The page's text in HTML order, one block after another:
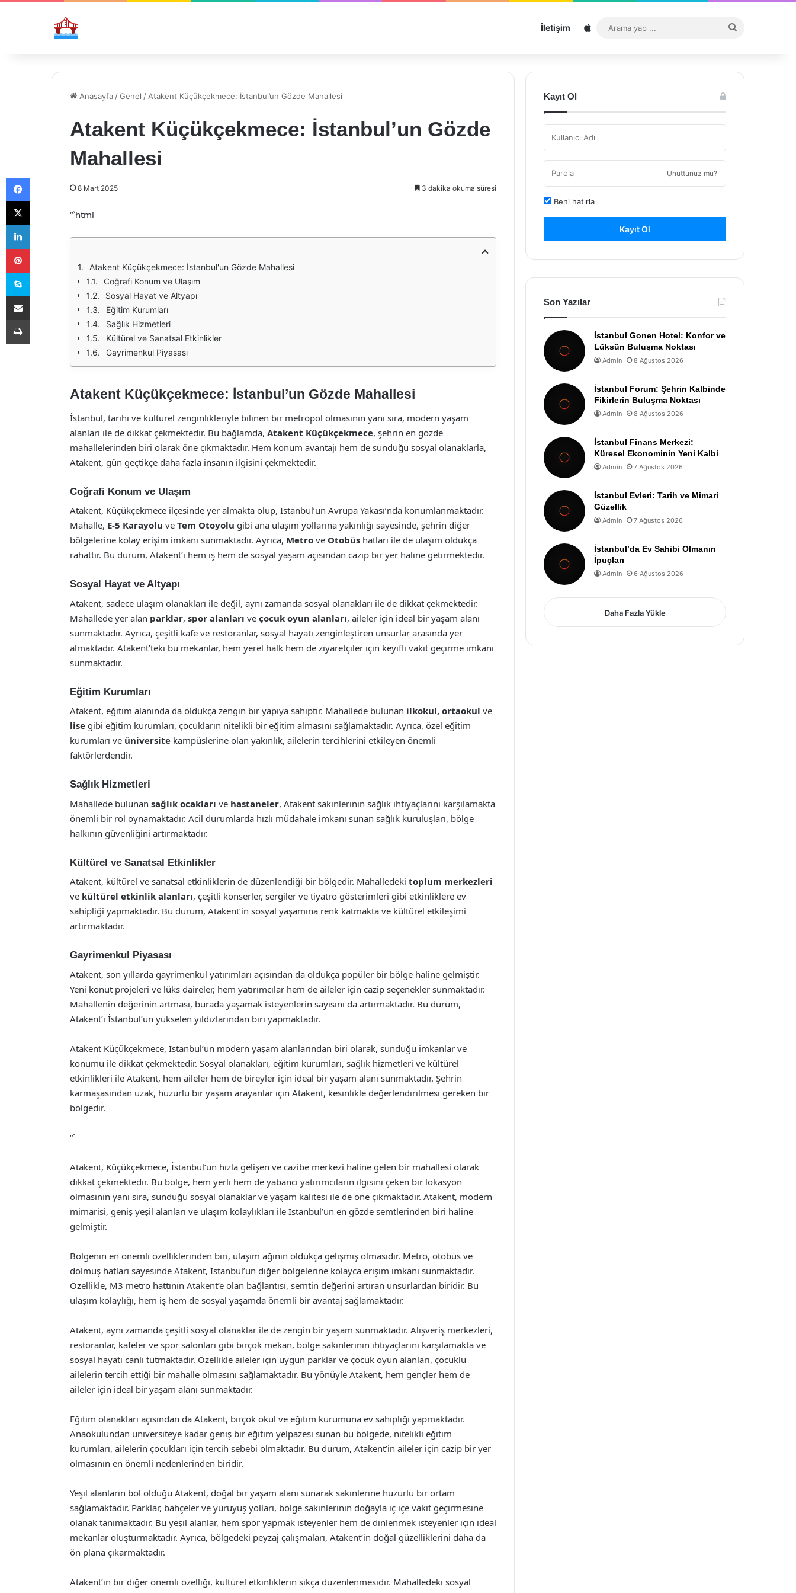
İletişim Sitemap
...
Anasayfa /Genel / Atakent Küçükçekmece: İstanbul’un Gözde Mahallesi
Atakent Küçükçekmece: İstanbul’un Gözde
Mahallesi
8 Mart 2025 3 dakika okuma süresi
“`html
Atakent Küçükçekmece: İstanbul'un Gözde Mahallesi
Coğrafi Konum ve Ulaşım
Sosyal Hayat ve Altyapı
Eğitim Kurumları
Sağlık Hizmetleri
Kültürel ve Sanatsal Etkinlikler
Gayrimenkul Piyasası
Atakent Küçükçekmece: İstanbul’un Gözde Mahallesi
İstanbul, tarihi ve kültürel zenginlikleriyle bilinen bir metropol olmasının yanı sıra, modern yaşam
alanları ile de dikkat çekmektedir. Bu bağlamda, Atakent Küçükçekmece, şehrin en gözde
mahallelerinden biri olarak öne çıkmaktadır. Hem konum avantajı hem de sunduğu sosyal olanaklarla,
Atakent, gün geçtikçe daha fazla insanın ilgisini çekmektedir.
Coğrafi Konum ve Ulaşım
Atakent, Küçükçekmece ilçesinde yer almakta olup, İstanbul’un Avrupa Yakası’nda konumlanmaktadır.
Mahalle, E-5 Karayolu ve Tem Otoyolu gibi ana ulaşım yollarına yakınlığı sayesinde, şehrin diğer
bölgelerine kolay erişim imkanı sunmaktadır. Ayrıca, Metro ve Otobüs hatları ile de ulaşım oldukça
rahattır. Bu durum, Atakent’i hem iş hem de sosyal yaşam açısından cazip bir yer haline getirmektedir.
Sosyal Hayat ve Altyapı
Atakent, sadece ulaşım olanakları ile değil, aynı zamanda sosyal olanakları ile de dikkat çekmektedir.
Mahallede yer alan parklar, spor alanları ve çocuk oyun alanları, aileler için ideal bir yaşam alanı
sunmaktadır. Ayrıca, çeşitli kafe ve restoranlar, sosyal hayatı zenginleştiren unsurlar arasında yer
almaktadır. Atakent’teki bu mekanlar, hem yerel halk hem de ziyaretçiler için keyifli vakit geçirme imkanı
sunmaktadır.
Eğitim Kurumları
Atakent, eğitim alanında da oldukça zengin bir yapıya sahiptir. Mahallede bulunan ilkokul, ortaokul ve
lise gibi eğitim kurumları, çocukların nitelikli bir eğitim almasını sağlamaktadır. Ayrıca, özel eğitim
kurumları ve üniversite kampüslerine olan yakınlık, ailelerin tercihlerini etkileyen önemli
faktörlerdendir.
Sağlık Hizmetleri
Mahallede bulunan sağlık ocakları ve hastaneler, Atakent sakinlerinin sağlık ihtiyaçlarını karşılamakta
önemli bir rol oynamaktadır. Acil durumlarda hızlı müdahale imkanı sunan sağlık kuruluşları, bölge
halkının güvenliğini artırmaktadır.
Kültürel ve Sanatsal Etkinlikler
Atakent, kültürel ve sanatsal etkinliklerin de düzenlendiği bir bölgedir. Mahalledeki toplum merkezleri
ve kültürel etkinlik alanları, çeşitli konserler, sergiler ve tiyatro gösterimleri gibi etkinliklere ev
sahipliği yapmaktadır. Bu durum, Atakent’in sosyal yaşamına renk katmakta ve kültürel etkileşimi
artırmaktadır.
Gayrimenkul Piyasası
Atakent, son yıllarda gayrimenkul yatırımları açısından da oldukça popüler bir bölge haline gelmiştir.
Yeni konut projeleri ve lüks daireler, hem yatırımcılar hem de aileler için cazip seçenekler sunmaktadır.
Mahallenin değerinin artması, burada yaşamak isteyenlerin sayısını da artırmaktadır. Bu durum,
Atakent’i İstanbul’un yükselen yıldızlarından biri yapmaktadır.
Atakent Küçükçekmece, İstanbul’un modern yaşam alanlarından biri olarak, sunduğu imkanlar ve
konumu ile dikkat çekmektedir. Sosyal olanakları, eğitim kurumları, sağlık hizmetleri ve kültürel
etkinlikleri ile Atakent, hem aileler hem de bireyler için ideal bir yaşam alanı sunmaktadır. Şehrin
karmaşasından uzak, huzurlu bir yaşam arayanlar için Atakent, kesinlikle değerlendirilmesi gereken bir
bölgedir.
“`
Atakent, Küçükçekmece, İstanbul’un hızla gelişen ve cazibe merkezi haline gelen bir mahallesi olarak
dikkat çekmektedir. Bu bölge, hem yerli hem de yabancı yatırımcıların ilgisini çeken bir lokasyon
olmasının yanı sıra, sunduğu sosyal olanaklar ve yaşam kalitesi ile de öne çıkmaktadır. Atakent, modern
mimarisi, geniş yeşil alanları ve ulaşım kolaylıkları ile İstanbul’un en gözde semtlerinden biri haline
gelmiştir.
Bölgenin en önemli özelliklerinden biri, ulaşım ağının oldukça gelişmiş olmasıdır. Metro, otobüs ve
dolmuş hatları sayesinde Atakent, İstanbul’un diğer bölgelerine kolayca erişim imkanı sunmaktadır.
Özellikle, M3 metro hattının Atakent’e olan bağlantısı, semtin değerini artıran unsurlardan biridir. Bu
ulaşım kolaylığı, hem iş hem de sosyal yaşamda önemli bir avantaj sağlamaktadır.
Atakent, aynı zamanda çeşitli sosyal olanaklar ile de zengin bir yaşam sunmaktadır. Alışveriş merkezleri,
restoranlar, kafeler ve spor salonları gibi birçok mekan, bölge sakinlerinin ihtiyaçlarını karşılamakta ve
sosyal hayatı canlı tutmaktadır. Özellikle aileler için uygun parklar ve çocuk oyun alanları, çocuklu
ailelerin tercih ettiği bir mahalle olmasını sağlamaktadır. Bu yönüyle Atakent, hem gençler hem de
aileler için ideal bir yaşam alanı sunmaktadır.
Eğitim olanakları açısından da Atakent, birçok okul ve eğitim kurumuna ev sahipliği yapmaktadır.
Anaokulundan üniversiteye kadar geniş bir eğitim yelpazesi sunan bu bölgede, nitelikli eğitim
kurumları, ailelerin çocukları için tercih sebebi olmaktadır. Bu durum, Atakent’in aileler için cazip bir yer
olmasının en önemli nedenlerinden biridir.
Yeşil alanların bol olduğu Atakent, doğal bir yaşam alanı sunarak sakinlerine huzurlu bir ortam
sağlamaktadır. Parklar, bahçeler ve yürüyüş yolları, bölge sakinlerinin doğayla iç içe vakit geçirmesine
olanak tanımaktadır. Bu yeşil alanlar, hem spor yapmak isteyenler hem de dinlenmek isteyenler için ideal
mekanlar oluşturmaktadır. Ayrıca, bölgedeki peyzaj çalışmaları, Atakent’in doğal güzelliklerini daha da
ön plana çıkarmaktadır.
Atakent’in bir diğer önemli özelliği, kültürel etkinliklerin sıkça düzenlenmesidir. Mahalledeki sosyal
Kayıt Ol
Unuttunuz mu?
Beni hatırla
Kayıt Ol
Son Yazılar
İstanbul Gonen Hotel: Konfor ve
Lüksün Buluşma Noktası
Admin 8 Ağustos 2026
İstanbul Forum: Şehrin Kalbinde
Fikirlerin Buluşma Noktası
Admin 8 Ağustos 2026
İstanbul Finans Merkezi:
Küresel Ekonominin Yeni Kalbi
Admin 7 Ağustos 2026
İstanbul Evleri: Tarih ve Mimari
Güzellik
Admin 7 Ağustos 2026
İstanbul’da Ev Sahibi Olmanın
İpuçları
Admin 6 Ağustos 2026
Daha Fazla Yükle
Facebook
X
LinkedIn
Pinterest
Skype
E-Posta ile paylaş